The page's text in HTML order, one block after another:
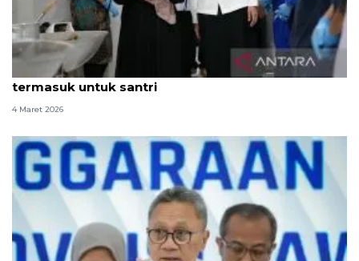
BGN pastikan MBG Ramadhan tepat sasaran,
termasuk untuk santri
4 Maret 2026